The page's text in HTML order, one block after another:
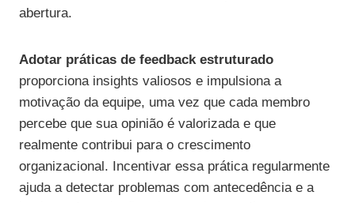
abertura.
Adotar práticas de feedback estruturado
proporciona insights valiosos e impulsiona a
motivação da equipe, uma vez que cada membro
percebe que sua opinião é valorizada e que
realmente contribui para o crescimento
organizacional. Incentivar essa prática regularmente
ajuda a detectar problemas com antecedência e a